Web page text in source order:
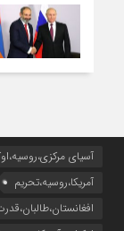
آسیای
آمریکا،روسیه،تحریم